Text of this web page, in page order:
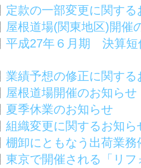
定款の一部変更に関する
屋根道場(関東地区)開催
平成27年６月期 決算短
業績予想の修正に関する
屋根道場開催のお知らせ
夏季休業のお知らせ
組織変更に関するお知ら
棚卸にともなう出荷業務
東京で開催される「リ